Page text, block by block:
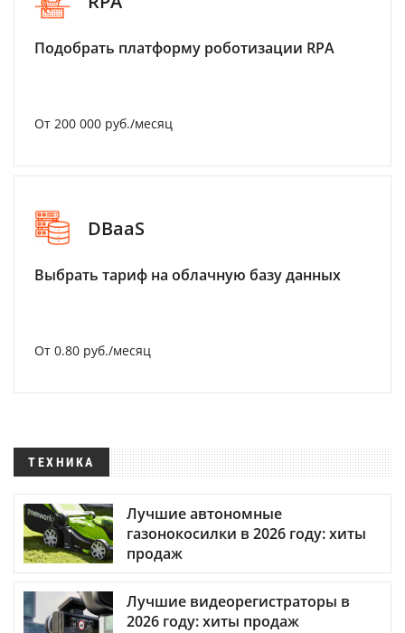
Подобрать платформу роботизации RPA
От 200 000 руб./месяц
DBaaS
Выбрать тариф на облачную базу данных
От 0.80 руб./месяц
ТЕХНИКА
Лучшие автономные
газонокосилки в 2026 году: хиты
продаж
Лучшие видеорегистраторы в
2026 году: хиты продаж